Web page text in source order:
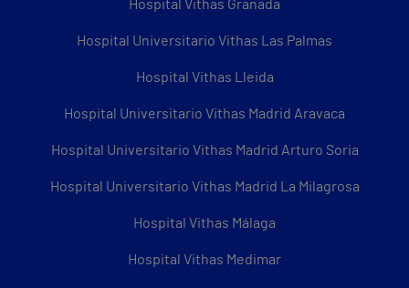
Hospital Vithas Granada
Hospital Universitario Vithas Las Palmas
Hospital Vithas Lleida
Hospital Universitario Vithas Madrid Aravaca
Hospital Universitario Vithas Madrid Arturo Soria
Hospital Universitario Vithas Madrid La Milagrosa
Hospital Vithas Málaga
Hospital Vithas Medimar